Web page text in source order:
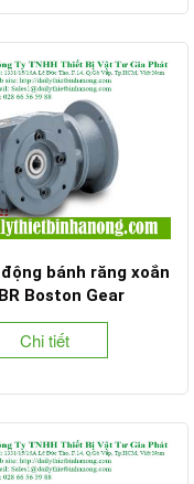
bánh răng xoắn
Boston Gear
Chi tiết